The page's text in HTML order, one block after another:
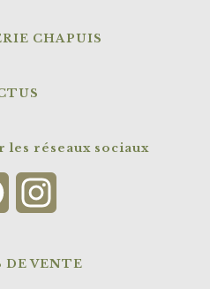
CHAPUIS
les réseaux sociaux
Facebook
DE VENTE